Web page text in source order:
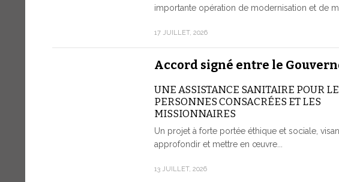
importante opération de modernisation et de
17 JUILLET, 2026
Accord signé entre le
UNE ASSISTANCE SANITAIRE POUR
PERSONNES CONSACRÉES ET LES
MISSIONNAIRES
Un projet à forte portée éthique et sociale,
approfondir et mettre en œuvre...
13 JUILLET, 2026